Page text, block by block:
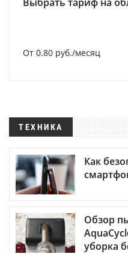
От 0.80 руб./месяц
ТЕХНИКА
Как
Обзор
уборка